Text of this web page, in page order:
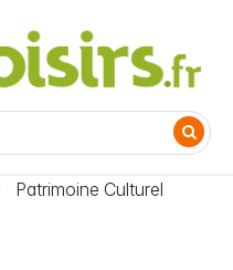
Patrimoine Culturel